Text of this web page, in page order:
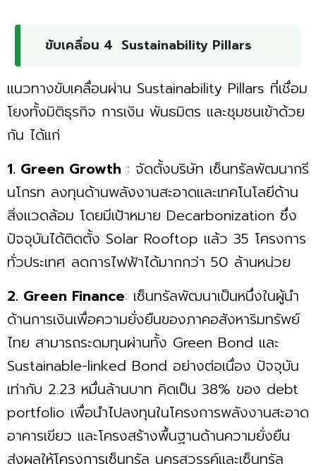
ขับเคลื่อน 4 Sustainability Pillars
แนวทางขับเคลื่อนผ่าน Sustainability Pillars ที่เชื่อม
โยงทั้งมิติธุรกิจ การเงิน พันธมิตร และชุมชนเข้าด้วย
กัน ได้แก่
1. Green Growth : จัดตั้งบริษัท เซ็นทรัลพัฒนากรี
นโกรท ลงทุนด้านพลังงานสะอาดและเทคโนโลยีด้าน
สิ่งแวดล้อม โดยมีเป้าหมาย Decarbonization ซึ่ง
ปัจจุบันได้ติดตั้ง Solar Rooftop แล้ว 35 โครงการ
ทั่วประเทศ ลดการไฟฟ้าได้มากกว่า 50 ล้านหน่วย
2. Green Finance: เซ็นทรัลพัฒนาเป็นหนึ่งในผู้นำ
ด้านการเงินเพื่อความยั่งยืนของภาคอสังหาริมทรัพย์
ไทย สามารถระดมทุนผ่านทั้ง Green Bond และ
Sustainable-linked Bond อย่างต่อเนื่อง ปัจจุบัน
เท่ากับ 2.23 หมื่นล้านบาท คิดเป็น 38% ของ debt
portfolio เพื่อนำไปลงทุนในโครงการพลังงานสะอาด
อาคารเขียว และโครงสร้างพื้นฐานด้านความยั่งยืน
ส่งผลให้โครงการเซ็นทรัล นครสวรรค์และเซ็นทรัล